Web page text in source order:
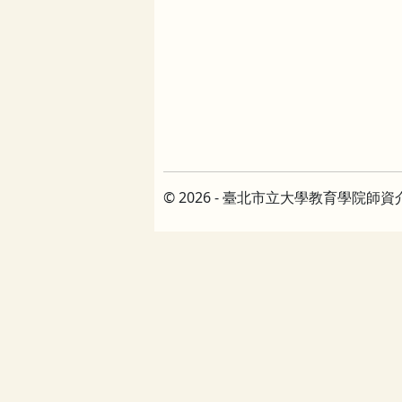
© 2026 - 臺北市立大學教育學院師資